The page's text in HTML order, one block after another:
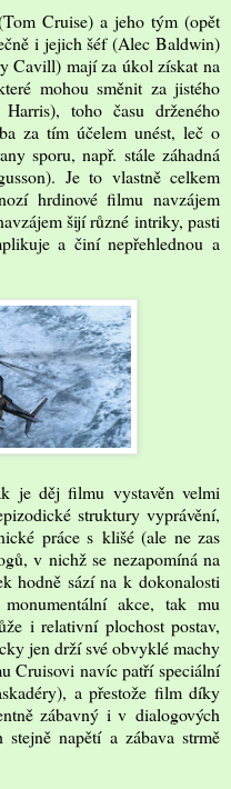
Cruise) a jeho tým (opět
i jejich šéf (Alec Baldwin)
Cavill) mají za úkol získat na
mohou směnit za jistého
toho času drženého
za tím účelem unést, leč o
sporu, např. stále záhadná
Je to vlastně celkem
hrdinové filmu navzájem
šijí různé intriky, pasti
a činí nepřehlednou a
je děj filmu vystavěn velmi
struktury vyprávění,
práce s klišé (ale ne zas
v nichž se nezapomíná na
hodně sází na k dokonalosti
akce, tak mu
i relativní plochost postav,
jen drží své obvyklé machy
Cruisovi navíc patří speciální
a přestože film díky
zábavný i v dialogových
napětí a zábava strmě